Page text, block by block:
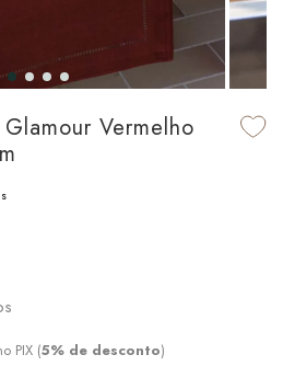
Vermelho
PIX (5% de desconto)